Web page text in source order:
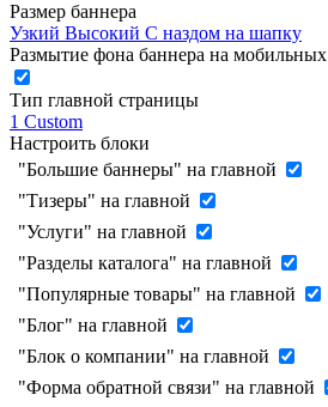
Размер баннера
Узкий Высокий С наздом на шапку
Размытие фона баннера на мобильных
Тип главной страницы
1 Custom
Настроить блоки
"Большие баннеры" на главной
"Тизеры" на главной
"Услуги" на главной
"Разделы каталога" на главной
"Популярные товары" на главной
"Блог" на главной
"Блок о компании" на главной
"Форма обратной связи" на главной